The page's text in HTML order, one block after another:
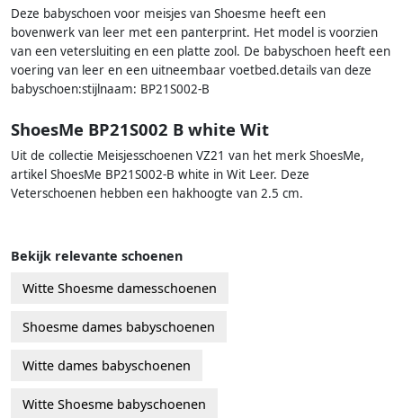
Deze babyschoen voor meisjes van Shoesme heeft een
bovenwerk van leer met een panterprint. Het model is voorzien
van een vetersluiting en een platte zool. De babyschoen heeft een
voering van leer en een uitneembaar voetbed.details van deze
babyschoen:stijlnaam: BP21S002-B
ShoesMe BP21S002 B white Wit
Uit de collectie Meisjesschoenen VZ21 van het merk ShoesMe,
artikel ShoesMe BP21S002-B white in Wit Leer. Deze
Veterschoenen hebben een hakhoogte van 2.5 cm.
Bekijk relevante schoenen
Witte Shoesme damesschoenen
Shoesme dames babyschoenen
Witte dames babyschoenen
Witte Shoesme babyschoenen